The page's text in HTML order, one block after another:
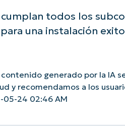
todos los
una instalación
generado por la IA
y recomendamos a los
05-24 02:46 AM